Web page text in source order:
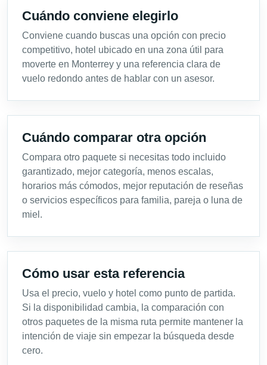
Cuándo conviene elegirlo
Conviene cuando buscas una opción con precio
competitivo, hotel ubicado en una zona útil para
moverte en Monterrey y una referencia clara de
vuelo redondo antes de hablar con un asesor.
Cuándo comparar otra opción
Compara otro paquete si necesitas todo incluido
garantizado, mejor categoría, menos escalas,
horarios más cómodos, mejor reputación de reseñas
o servicios específicos para familia, pareja o luna de
miel.
Cómo usar esta referencia
Usa el precio, vuelo y hotel como punto de partida.
Si la disponibilidad cambia, la comparación con
otros paquetes de la misma ruta permite mantener la
intención de viaje sin empezar la búsqueda desde
cero.